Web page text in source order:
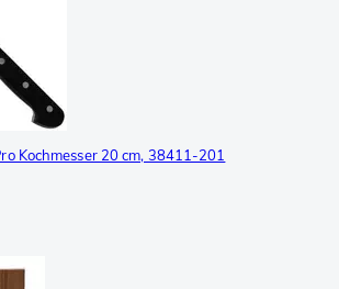
Kochmesser 20 cm, 38411-201